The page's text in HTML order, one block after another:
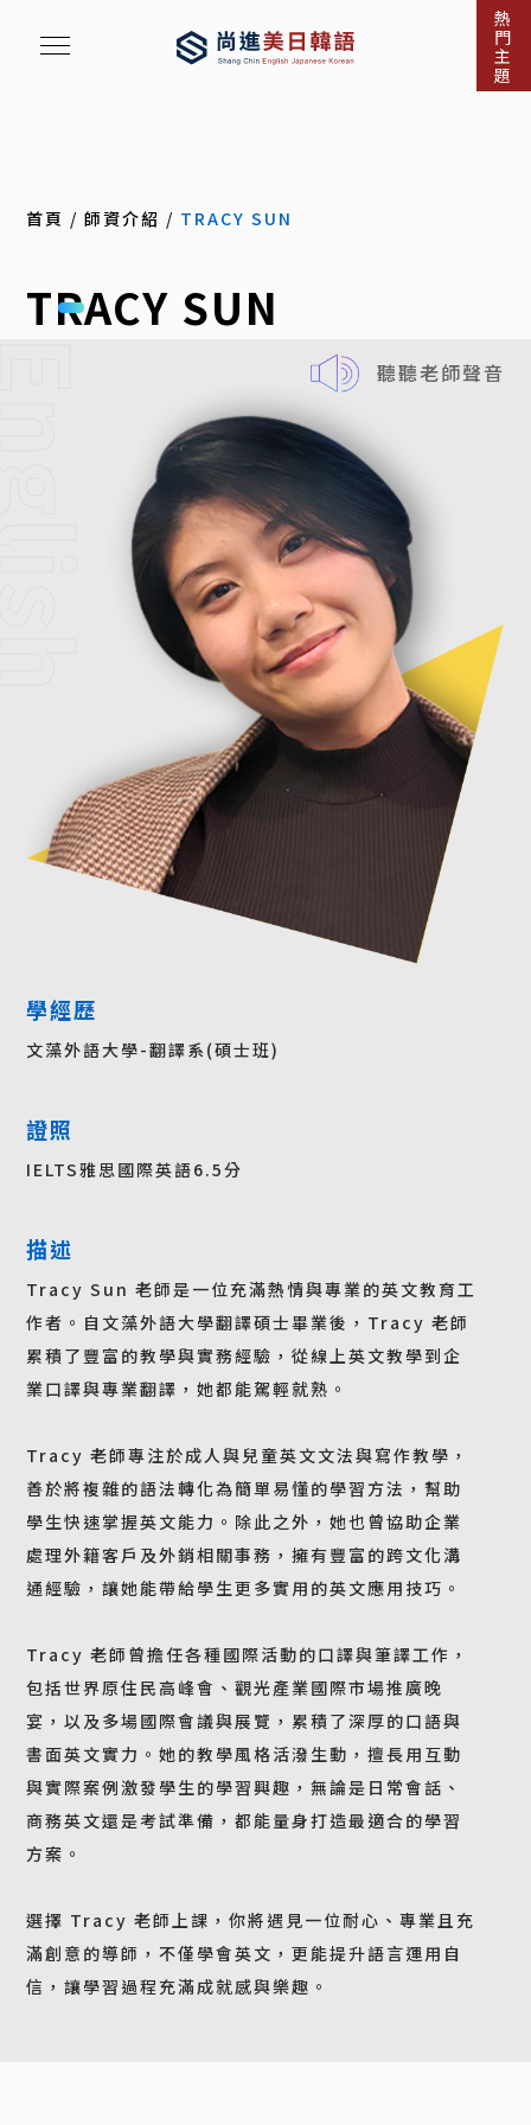
熱
門
主
題
首頁 /師資介紹 / TRACY SUN
TRACY SUN
聽聽老師聲音
學經歷
文藻外語大學-翻譯系(碩士班)
證照
IELTS雅思國際英語6.5分
描述
Tracy Sun 老師是一位充滿熱情與專業的英文教育工
作者。自文藻外語大學翻譯碩士畢業後，Tracy 老師
累積了豐富的教學與實務經驗，從線上英文教學到企
業口譯與專業翻譯，她都能駕輕就熟。
Tracy 老師專注於成人與兒童英文文法與寫作教學，
善於將複雜的語法轉化為簡單易懂的學習方法，幫助
學生快速掌握英文能力。除此之外，她也曾協助企業
處理外籍客戶及外銷相關事務，擁有豐富的跨文化溝
通經驗，讓她能帶給學生更多實用的英文應用技巧。
Tracy 老師曾擔任各種國際活動的口譯與筆譯工作，
包括世界原住民高峰會、觀光產業國際市場推廣晚
宴，以及多場國際會議與展覽，累積了深厚的口語與
書面英文實力。她的教學風格活潑生動，擅長用互動
與實際案例激發學生的學習興趣，無論是日常會話、
商務英文還是考試準備，都能量身打造最適合的學習
方案。
選擇 Tracy 老師上課，你將遇見一位耐心、專業且充
滿創意的導師，不僅學會英文，更能提升語言運用自
信，讓學習過程充滿成就感與樂趣。